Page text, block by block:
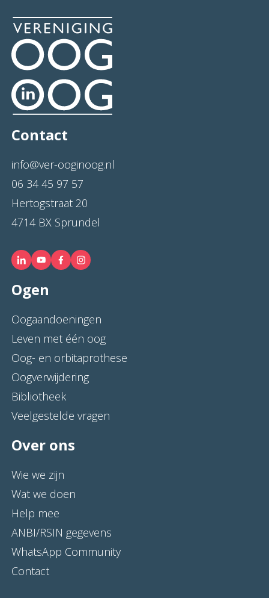
Contact
info@ver-ooginoog.nl
06 34 45 97 57
Hertogstraat 20
4714 BX Sprundel
Ogen
Oogaandoeningen
Leven met één oog
Oog- en orbitaprothese
Oogverwijdering
Bibliotheek
Veelgestelde vragen
Over ons
Wie we zijn
Wat we doen
Help mee
ANBI/RSIN gegevens
WhatsApp Community
Contact